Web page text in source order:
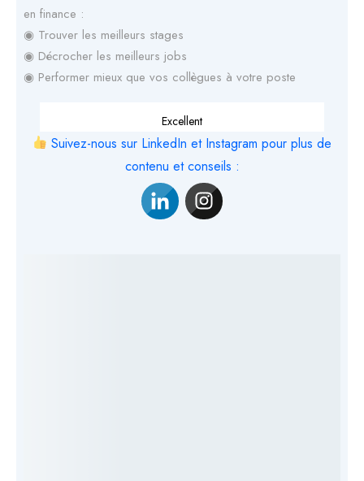
en finance :
◉ Trouver les meilleurs stages
◉ Décrocher les meilleurs jobs
◉ Performer mieux que vos collègues à votre poste
Excellent
Suivez-nous sur LinkedIn et Instagram pour plus de
contenu et conseils :